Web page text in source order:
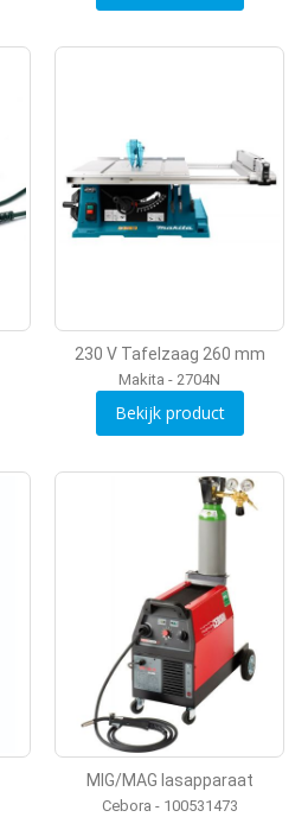
230 V Tafelzaag 260 mm
Makita - 2704N
Bekijk product
MIG/MAG lasapparaat
Cebora - 100531473